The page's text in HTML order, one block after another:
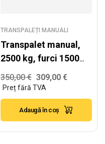
TRANSPALEȚI MANUALI
Transpalet manual,
2500 kg, furci 1500
mm
350,00€ 309,00 €
Adaugă în coș